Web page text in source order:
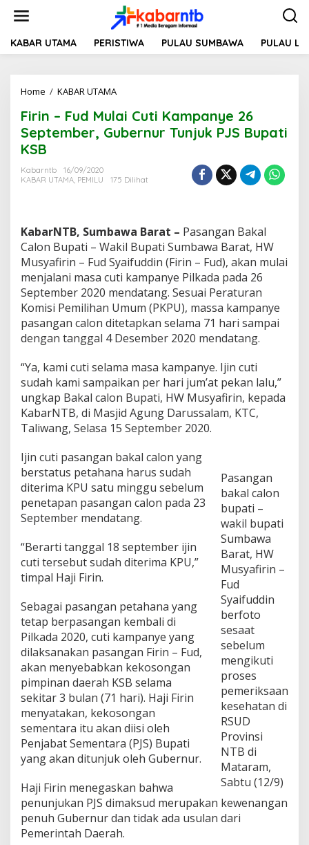
t
KABAR UTAMA PERISTIWA PULAU SUMBAWA PULAU
Home / KABAR UTAMA
r
i
n
u
l
a
i
C
u
t
i
K
a
m
a
n
y
e
2
6
e
p
t
e
m
b
,
G
e
n
u
r
T
u
n
u
k
P
J
S
u
p
a
t
i
Firin – Fud Mulai Cuti Kampanye 26
September, Gubernur Tunjuk PJS Bupati
KSB
Kabarntb
16/09/2020
KABAR UTAMA, PEMILU 175 Dilihat
KabarNTB, Sumbawa Barat – Pasangan Bakal
Calon Bupati – Wakil Bupati Sumbawa Barat, HW
Musyafirin – Fud Syaifuddin (Firin – Fud), akan mulai
menjalani masa cuti kampanye Pilkada pada 26
September 2020 mendatang. Sesuai Peraturan
Komisi Pemilihan Umum (PKPU), massa kampanye
pasangan calon ditetapkan selama 71 hari sampai
dengan tanggal 4 Desember 2020 mendatang.
“Ya, kami cuti selama masa kampanye. Ijin cuti
sudah kami sampaikan per hari jum’at pekan lalu,”
ungkap Bakal calon Bupati, HW Musyafirin, kepada
KabarNTB, di Masjid Agung Darussalam, KTC,
Taliwang, Selasa 15 September 2020.
Pasangan
bakal calon
bupati –
wakil bupati
Sumbawa
Barat, HW
Musyafirin –
Fud
Syaifuddin
berfoto
sesaat
sebelum
mengikuti
proses
pemeriksaan
kesehatan di
RSUD
Provinsi
NTB di
Mataram,
Sabtu (12/9)
Ijin cuti pasangan bakal calon yang
berstatus petahana harus sudah
diterima KPU satu minggu sebelum
penetapan pasangan calon pada 23
September mendatang.
“Berarti tanggal 18 september ijin
cuti tersebut sudah diterima KPU,”
timpal Haji Firin.
Sebagai pasangan petahana yang
tetap berpasangan kembali di
Pilkada 2020, cuti kampanye yang
dilaksanakan pasangan Firin – Fud,
akan menyebabkan kekosongan
pimpinan daerah KSB selama
sekitar 3 bulan (71 hari). Haji Firin
menyatakan, kekosongan
sementara itu akan diisi oleh
Penjabat Sementara (PJS) Bupati
yang akan ditunjuk oleh Gubernur.
Haji Firin menegaskan bahwa
penunjukan PJS dimaksud merupakan kewenangan
penuh Gubernur dan tidak ada usulan dari
Pemerintah Daerah.